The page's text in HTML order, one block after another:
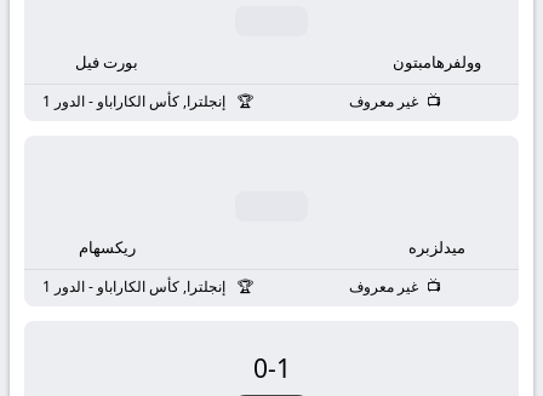
live
وولفرهامبتون بورت فيل
غير معروف إنجلترا, كأس الكاراباو - الدور 1
ميدلزبره ريكسهام
غير معروف إنجلترا, كأس الكاراباو - الدور 1
1
-
0